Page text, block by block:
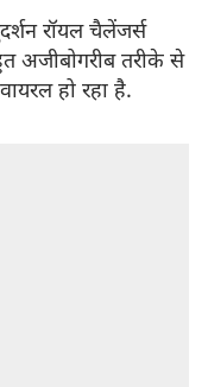
रॉयल चैलेंजर्स
अजीबोगरीब तरीके से
हो रहा है.